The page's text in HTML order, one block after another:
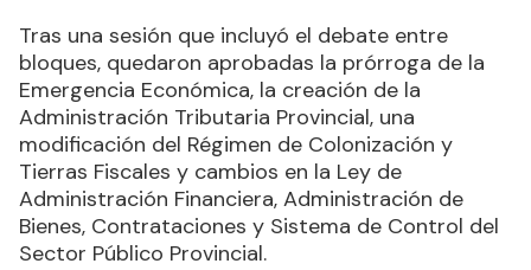
Tras una sesión que incluyó el debate entre
bloques, quedaron aprobadas la prórroga de la
Emergencia Económica, la creación de la
Administración Tributaria Provincial, una
modificación del Régimen de Colonización y
Tierras Fiscales y cambios en la Ley de
Administración Financiera, Administración de
Bienes, Contrataciones y Sistema de Control del
Sector Público Provincial.